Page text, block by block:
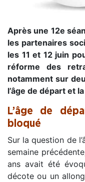
Après une 12e
les partenaires
les 11 et 12 juin
réforme des
notamment sur
l’âge de départ et
L’âge de
bloqué
Sur la question de
semaine
ans avait été
décote ou un